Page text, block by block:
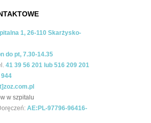
1, 26-110 Skarżysko-
do pt, 7.30-14.35
41 39 56 201 lub 516 209 201
944
w szpitalu
AE:PL-97796-96416-